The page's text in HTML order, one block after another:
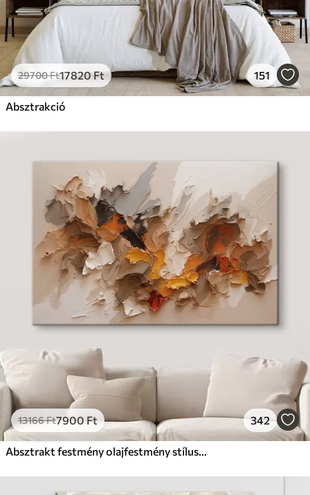
29700Ft17820Ft 151
Absztrakció
13166Ft7900Ft 342
Absztrakt festmény olajfestmény stílusban